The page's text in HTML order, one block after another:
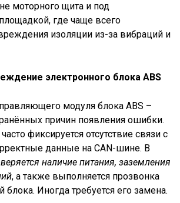
моторного щита и под
где чаще всего
изоляции из-за вибраций и
электронного блока ABS
модуля блока ABS –
причин появления ошибки.
фиксируется отсутствие связи с
данные на CAN-шине. В
наличие питания, заземления
, а также выполняется прозвонка
блока. Иногда требуется его замена.